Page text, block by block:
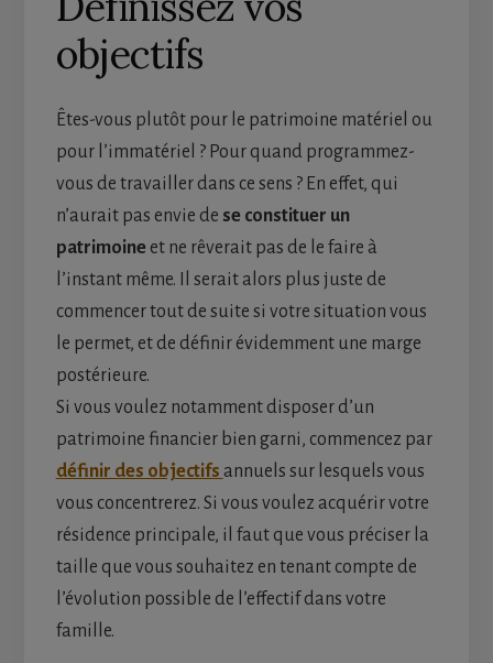
objectifs
Êtes-vous plutôt pour le patrimoine matériel ou
pour l’immatériel ? Pour quand programmez-
vous de travailler dans ce sens ? En effet, qui
n’aurait pas envie de se constituer un
patrimoine et ne rêverait pas de le faire à
l’instant même. Il serait alors plus juste de
commencer tout de suite si votre situation vous
le permet, et de définir évidemment une marge
postérieure.
Si vous voulez notamment disposer d’un
patrimoine financier bien garni, commencez par
définir des objectifs annuels sur lesquels vous
vous concentrerez. Si vous voulez acquérir votre
résidence principale, il faut que vous préciser la
taille que vous souhaitez en tenant compte de
l’évolution possible de l’effectif dans votre
famille.